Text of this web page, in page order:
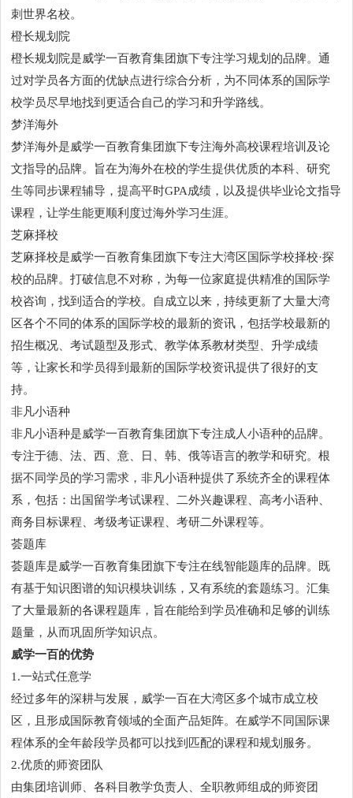
刺世界名校。
橙长规划院
橙长规划院是威学一百教育集团旗下专注学习规划的品牌。通
过对学员各方面的优缺点进行综合分析，为不同体系的国际学
校学员尽早地找到更适合自己的学习和升学路线。
梦洋海外
梦洋海外是威学一百教育集团旗下专注海外高校课程培训及论
文指导的品牌。旨在为海外在校的学生提供优质的本科、研究
生等同步课程辅导，提高平时GPA成绩，以及提供毕业论文指导
课程，让学生能更顺利度过海外学习生涯。
芝麻择校
芝麻择校是威学一百教育集团旗下专注大湾区国际学校择校·探
校的品牌。打破信息不对称，为每一位家庭提供精准的国际学
校咨询，找到适合的学校。自成立以来，持续更新了大量大湾
区各个不同的体系的国际学校的最新的资讯，包括学校最新的
招生概况、考试题型及形式、教学体系教材类型、升学成绩
等，让家长和学员得到最新的国际学校资讯提供了很好的支
持。
非凡小语种
非凡小语种是威学一百教育集团旗下专注成人小语种的品牌。
专注于德、法、西、意、日、韩、俄等语言的教学和研究。根
据不同学员的学习需求，非凡小语种提供了系统齐全的课程体
系，包括：出国留学考试课程、二外兴趣课程、高考小语种、
商务目标课程、考级考证课程、考研二外课程等。
荟题库
荟题库是威学一百教育集团旗下专注在线智能题库的品牌。既
有基于知识图谱的知识模块训练，又有系统的套题练习。汇集
了大量最新的各课程题库，旨在能给到学员准确和足够的训练
题量，从而巩固所学知识点。
威学一百的优势
1.一站式任意学
经过多年的深耕与发展，威学一百在大湾区多个城市成立校
区，且形成国际教育领域的全面产品矩阵。在威学不同国际课
程体系的全年龄段学员都可以找到匹配的课程和规划服务。
2.优质的师资团队
由集团培训师、各科目教学负责人、全职教师组成的师资团